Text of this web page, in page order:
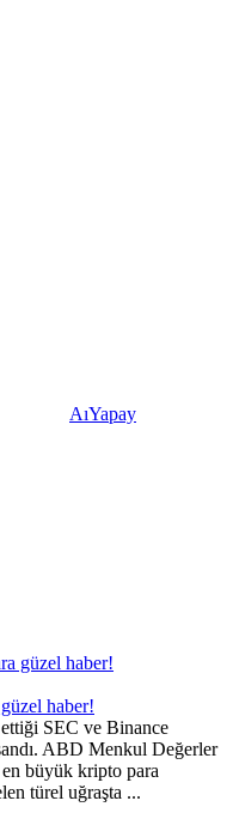
AıYapay
haber!
SEC ve Binance
ABD Menkul Değerler
büyük kripto para
türel uğraşta ...